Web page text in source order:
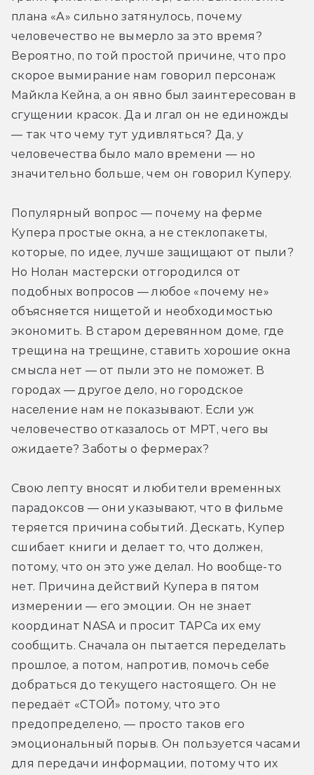
плана «А» сильно затянулось, почему
человечество не вымерло за это время?
Вероятно, по той простой причине, что про
скорое вымирание нам говорил персонаж
Майкла Кейна, а он явно был заинтересован в
сгущении красок. Да и лгал он не единожды
— так что чему тут удивляться? Да, у
человечества было мало времени — но
значительно больше, чем он говорил Куперу.
Популярный вопрос — почему на ферме
Купера простые окна, а не стеклопакеты,
которые, по идее, лучше защищают от пыли?
Но Нолан мастерски отгородился от
подобных вопросов — любое «почему не»
объясняется нищетой и необходимостью
экономить. В старом деревянном доме, где
трещина на трещине, ставить хорошие окна
смысла нет — от пыли это не поможет. В
городах — другое дело, но городское
население нам не показывают. Если уж
человечество отказалось от МРТ, чего вы
ожидаете? Заботы о фермерах?
Свою лепту вносят и любители временных
парадоксов — они указывают, что в фильме
теряется причина событий. Дескать, Купер
сшибает книги и делает то, что должен,
потому, что он это уже делал. Но вообще-то
нет. Причина действий Купера в пятом
измерении — его эмоции. Он не знает
координат NASA и просит ТАРСа их ему
сообщить. Сначала он пытается переделать
прошлое, а потом, напротив, помочь себе
добраться до текущего настоящего. Он не
передаёт «СТОЙ» потому, что это
предопределено, — просто таков его
эмоциональный порыв. Он пользуется часами
для передачи информации, потому что их